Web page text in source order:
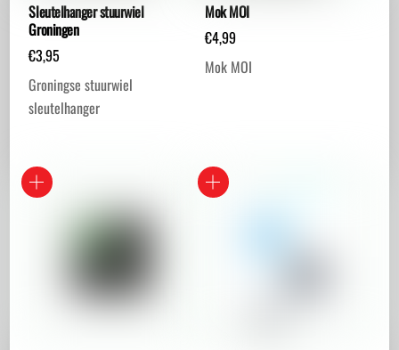
Sleutelhanger stuurwiel
Groningen
€3,95
Groningse stuurwiel
sleutelhanger
Mok MOI
€4,99
Mok MOI